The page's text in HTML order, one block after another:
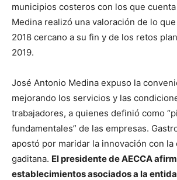
municipios costeros con los que
Medina realizó una valoración de lo
2018 cercano a su fin y de los retos
2019.
José Antonio Medina expuso la
mejorando los servicios y las
trabajadores, a quienes definió como
fundamentales” de las empresas.
apostó por maridar la innovación con la
gaditana. El presidente de AECCA
establecimientos asociados a la